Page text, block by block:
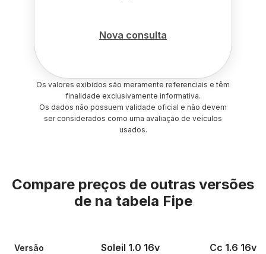
Nova consulta
Os valores exibidos são meramente referenciais e têm
finalidade exclusivamente informativa.
Os dados não possuem validade oficial e não devem
ser considerados como uma avaliação de veículos
usados.
Compare preços de outras versões
de na tabela Fipe
Versão Soleil 1.0 16v Cc 1.6 16v